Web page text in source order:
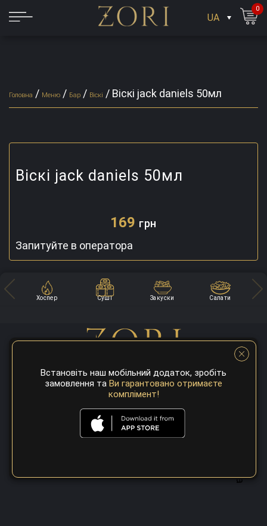
UA
0
Головна / Меню / Бар / Віскі / Віскі jack daniels 50мл
Віскі jack daniels 50мл
169 грн
Запитуйте в оператора
Хоспер Суші Закуски Салати
Встановіть наш мобільний додаток, зробіть
замовлення та Ви гарантовано отримаєте
комплімент!